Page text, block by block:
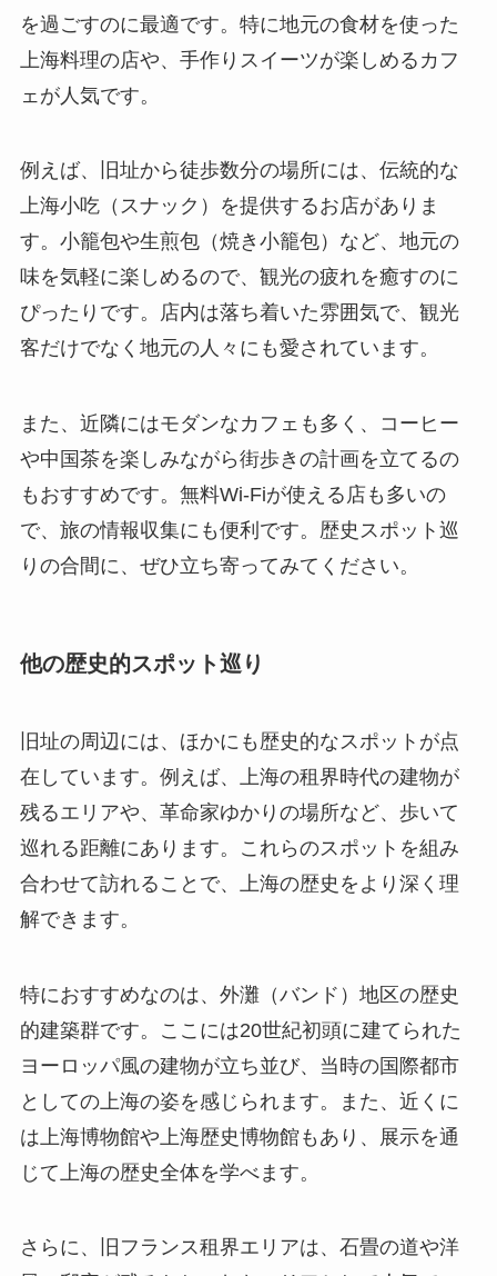
を過ごすのに最適です。特に地元の食材を使った
上海料理の店や、手作りスイーツが楽しめるカフ
ェが人気です。
例えば、旧址から徒歩数分の場所には、伝統的な
上海小吃（スナック）を提供するお店がありま
す。小籠包や生煎包（焼き小籠包）など、地元の
味を気軽に楽しめるので、観光の疲れを癒すのに
ぴったりです。店内は落ち着いた雰囲気で、観光
客だけでなく地元の人々にも愛されています。
また、近隣にはモダンなカフェも多く、コーヒー
や中国茶を楽しみながら街歩きの計画を立てるの
もおすすめです。無料Wi-Fiが使える店も多いの
で、旅の情報収集にも便利です。歴史スポット巡
りの合間に、ぜひ立ち寄ってみてください。
他の歴史的スポット巡り
旧址の周辺には、ほかにも歴史的なスポットが点
在しています。例えば、上海の租界時代の建物が
残るエリアや、革命家ゆかりの場所など、歩いて
巡れる距離にあります。これらのスポットを組み
合わせて訪れることで、上海の歴史をより深く理
解できます。
特におすすめなのは、外灘（バンド）地区の歴史
的建築群です。ここには20世紀初頭に建てられた
ヨーロッパ風の建物が立ち並び、当時の国際都市
としての上海の姿を感じられます。また、近くに
は上海博物館や上海歴史博物館もあり、展示を通
じて上海の歴史全体を学べます。
さらに、旧フランス租界エリアは、石畳の道や洋